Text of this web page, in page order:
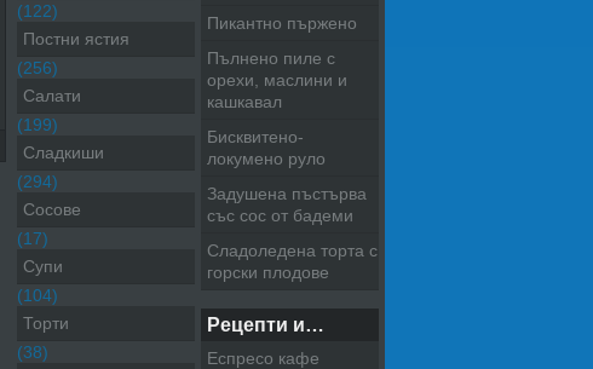
Пикантно пържено
Пълнено пиле с
орехи, маслини и
кашкавал
Бисквитено-
локумено руло
Задушена пъстърва
със сос от бадеми
Сладоледена торта с
горски плодове
Рецепти и…
Еспресо кафе
(122)
Постни ястия
(256)
Салати
(199)
Сладкиши
(294)
Сосове
(17)
Супи
(104)
Торти
(38)